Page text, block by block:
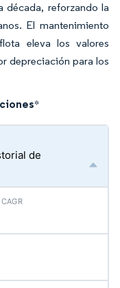
década, reforzando la
El mantenimiento
eleva los valores
depreciación para los
*
de